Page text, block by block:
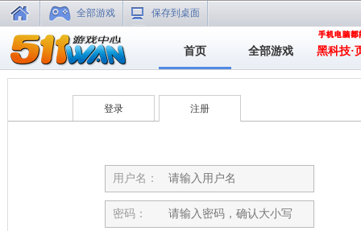
全部游戏 保存到桌面
首页 全部游戏 黑科技·
登录 注册
用户名：
密码：